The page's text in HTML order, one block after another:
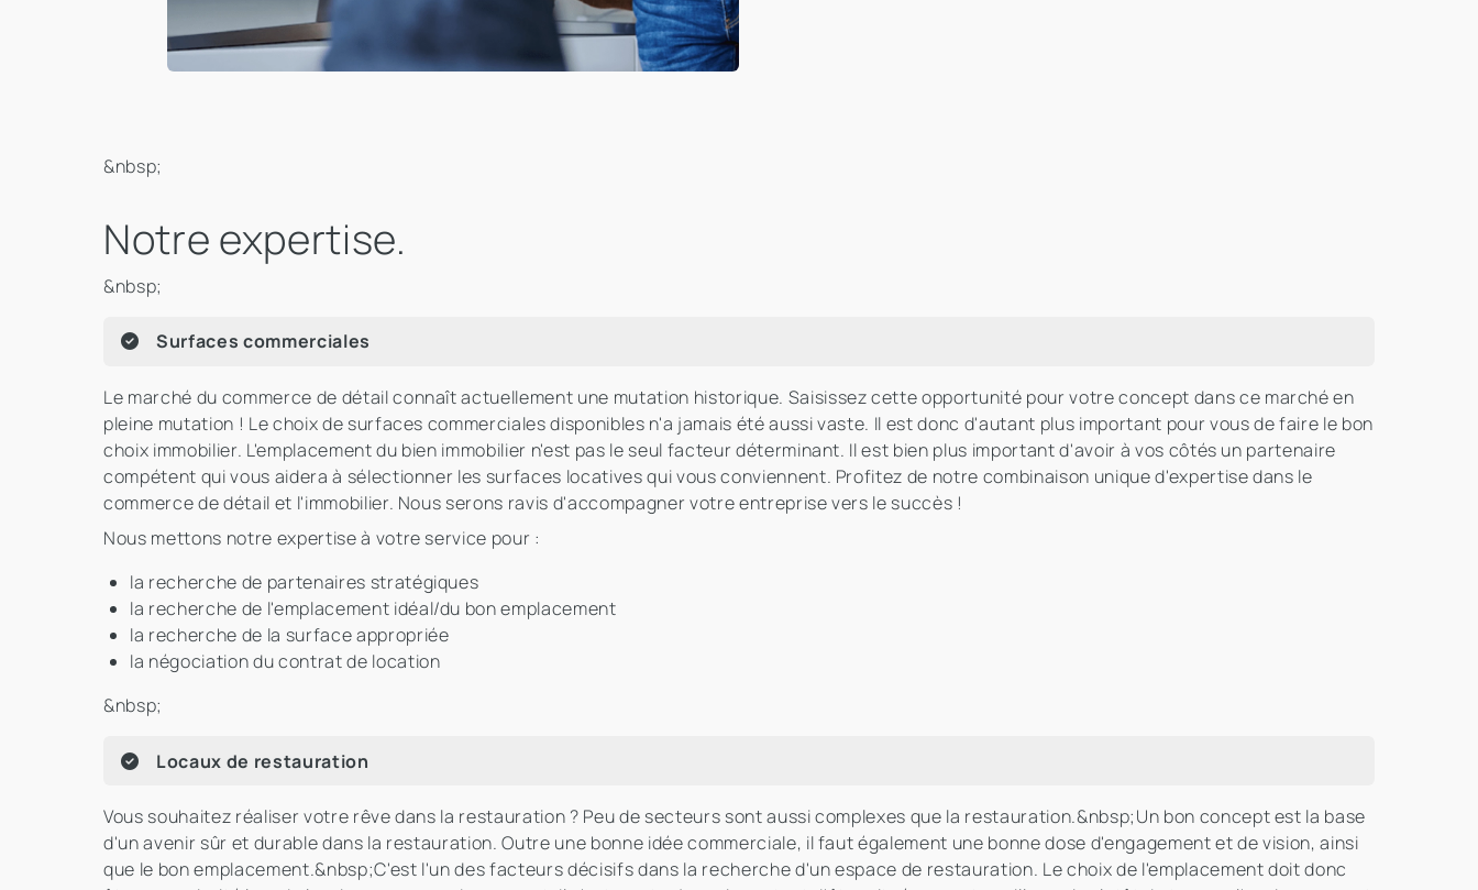
&nbsp;
Notre expertise.
&nbsp;
Surfaces commerciales
Le marché du commerce de détail connaît actuellement une mutation historique. Saisissez cette opportunité pour votre concept dans ce marché en
pleine mutation ! Le choix de surfaces commerciales disponibles n'a jamais été aussi vaste. Il est donc d'autant plus important pour vous de faire le bon
choix immobilier. L'emplacement du bien immobilier n'est pas le seul facteur déterminant. Il est bien plus important d'avoir à vos côtés un partenaire
compétent qui vous aidera à sélectionner les surfaces locatives qui vous conviennent. Profitez de notre combinaison unique d'expertise dans le
commerce de détail et l'immobilier. Nous serons ravis d'accompagner votre entreprise vers le succès !
Nous mettons notre expertise à votre service pour :
la recherche de partenaires stratégiques
la recherche de l'emplacement idéal/du bon emplacement
la recherche de la surface appropriée
la négociation du contrat de location
&nbsp;
Locaux de restauration
Vous souhaitez réaliser votre rêve dans la restauration ? Peu de secteurs sont aussi complexes que la restauration.&nbsp;Un bon concept est la base
d'un avenir sûr et durable dans la restauration. Outre une bonne idée commerciale, il faut également une bonne dose d'engagement et de vision, ainsi
que le bon emplacement.&nbsp;C'est l'un des facteurs décisifs dans la recherche d'un espace de restauration. Le choix de l'emplacement doit donc